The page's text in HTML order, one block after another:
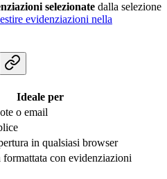
selezionate dalla selezione
evidenziazioni nella
Ideale per
o email
in qualsiasi browser
con evidenziazioni